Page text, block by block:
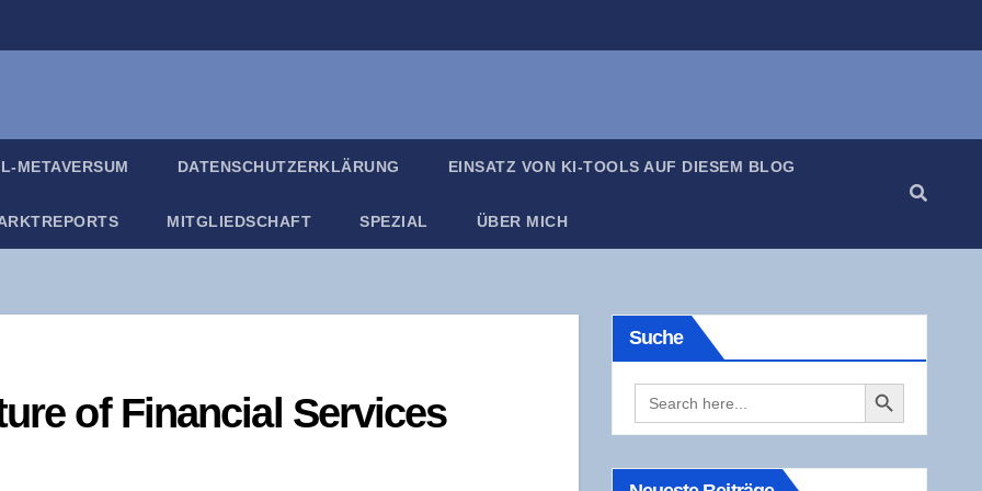
META­VER­SUM DATEN­SCHUTZ­ER­KLÄ­RUNG EIN­SATZ VON KI-TOOLS AUF DIE­SEM BLOG
MIT­GLIED­SCHAFT SPE­ZI­AL ÜBER MICH
of Finan­cial Services
Suche
Search
for:
Search Button